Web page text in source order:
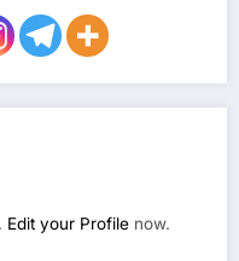
Edit your Profile now.